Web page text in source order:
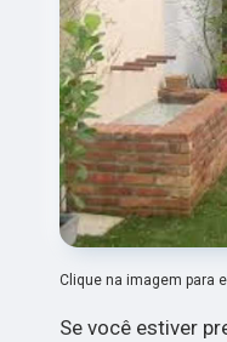
Clique na imagem para
Se você estiver